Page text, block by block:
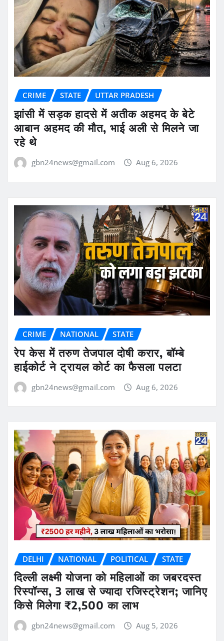
CRIME STATE UTTAR PRADESH
झांसी में सड़क हादसे में अतीक अहमद के बेटे
आबान अहमद की मौत, भाई अली से मिलने जा
रहे थे
gbn24news@gmail.com Aug 6, 2026
CRIME NATIONAL STATE
रेप केस में तरुण तेजपाल दोषी करार, बॉम्बे
हाईकोर्ट ने ट्रायल कोर्ट का फैसला पलटा
gbn24news@gmail.com Aug 6, 2026
DELHI NATIONAL POLITICAL STATE
दिल्ली लक्ष्मी योजना को महिलाओं का जबरदस्त
रिस्पॉन्स, 3 लाख से ज्यादा रजिस्ट्रेशन; जानिए
किसे मिलेगा ₹2,500 का लाभ
gbn24news@gmail.com Aug 5, 2026